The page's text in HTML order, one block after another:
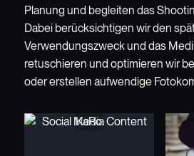
Planung und begleiten das
Dabei berücksichtigen wir den
Verwendungszweck und das
retuschieren und optimieren wir
oder erstellen aufwendige
KaRo